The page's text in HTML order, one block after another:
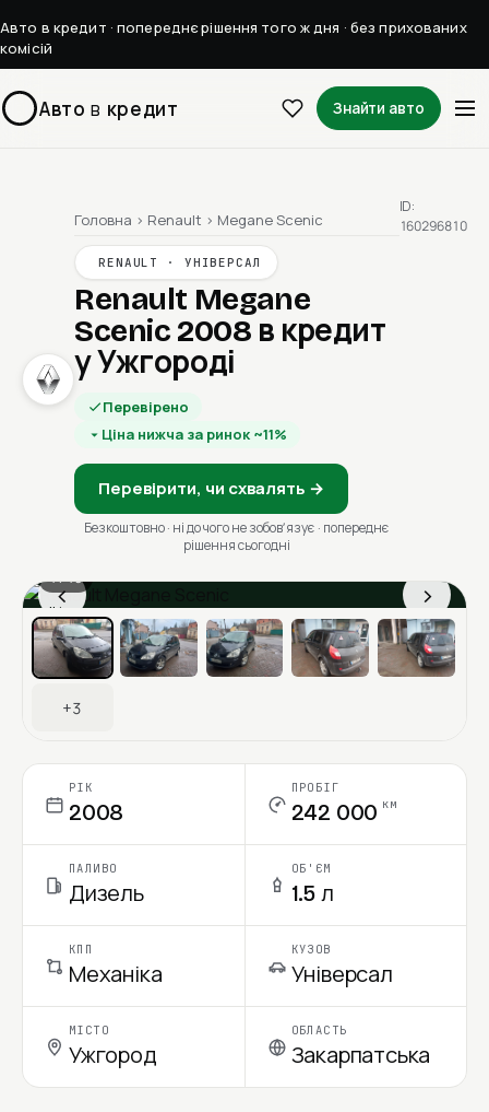
Авто в кредит · попереднє рішення того ж дня · без прихованих
комісій
Авто в кредит Знайти авто
Головна › Renault › Megane Scenic
RENAULT · УНІВЕРСАЛ
Renault Megane
Scenic 2008 в кредит
у Ужгороді
Перевірено
Ціна нижча за ринок ~11%
Перевірити, чи схвалять →
Безкоштовно · ні до чого не зобовʼязує · попереднє
рішення сьогодні
ID:
160296810
‹ ›
1 / 10
Ціна в місяць
+3
РІК
2008
ПРОБІГ
242 000 км
ПАЛИВО
Дизель
ОБ'ЄМ
1.5 л
КПП
Механіка
КУЗОВ
Універсал
МІСТО
Ужгород
ОБЛАСТЬ
Закарпатська